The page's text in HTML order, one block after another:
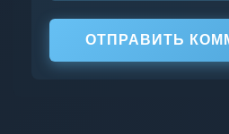
ОТПРАВИТЬ